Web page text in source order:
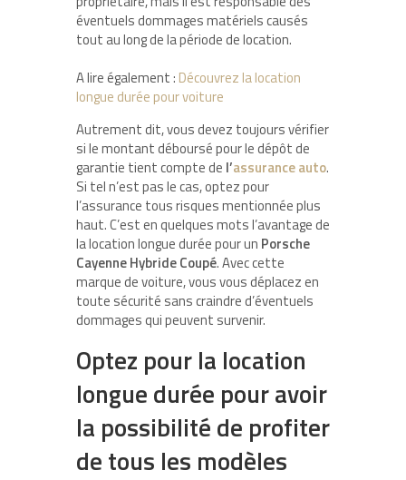
éventuels dommages matériels causés
tout au long de la période de location.
A lire également : Découvrez la location
longue durée pour voiture
Autrement dit, vous devez toujours vérifier
si le montant déboursé pour le dépôt de
garantie tient compte de l’assurance auto.
Si tel n’est pas le cas, optez pour
l’assurance tous risques mentionnée plus
haut. C’est en quelques mots l’avantage de
la location longue durée pour un Porsche
Cayenne Hybride Coupé. Avec cette
marque de voiture, vous vous déplacez en
toute sécurité sans craindre d’éventuels
dommages qui peuvent survenir.
Optez pour la location
longue durée pour avoir
la possibilité de profiter
de tous les modèles